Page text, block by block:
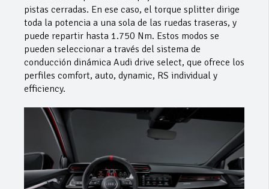
pistas cerradas. En ese caso, el torque splitter dirige
toda la potencia a una sola de las ruedas traseras, y
puede repartir hasta 1.750 Nm. Estos modos se
pueden seleccionar a través del sistema de
conducción dinámica Audi drive select, que ofrece los
perfiles comfort, auto, dynamic, RS individual y
efficiency.